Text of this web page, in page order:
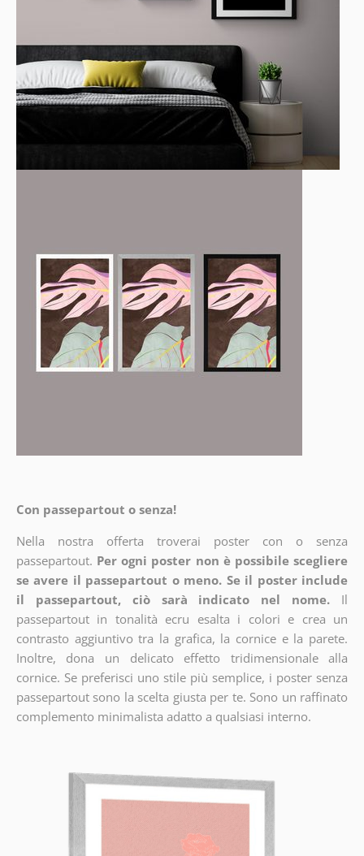
Con passepartout o senza!
Nella nostra offerta troverai poster con o senza
passepartout. Per ogni poster non è possibile scegliere
se avere il passepartout o meno. Se il poster include
il passepartout, ciò sarà indicato nel nome.
Il
passepartout in tonalità ecru esalta i colori e crea un
contrasto aggiuntivo tra la grafica, la cornice e la parete.
Inoltre, dona un delicato effetto tridimensionale alla
cornice. Se preferisci uno stile più semplice, i poster senza
passepartout sono la scelta giusta per te. Sono un raffinato
complemento minimalista adatto a qualsiasi interno.